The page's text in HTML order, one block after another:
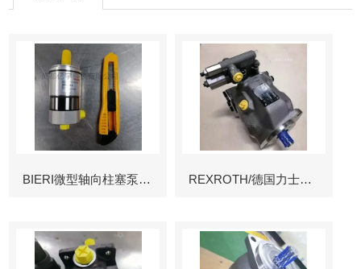
BIERI微型轴向柱塞泵AKP REXROTH/德国力士乐叶片泵